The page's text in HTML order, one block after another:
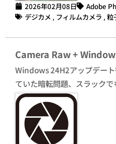
2026年02月08日
Adobe
デジカメ , フィルムカメラ , 粒
Camera Raw +
Windows 24H2アップデー
ていた暗転問題、スラックで